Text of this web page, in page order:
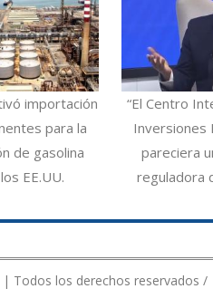
importación
para la
de gasolina
EE.UU.
“El Centro
Inversiones
pareciera
reguladora
Todos los derechos reservados